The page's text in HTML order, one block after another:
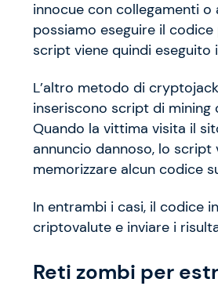
innocue con collegamenti o
possiamo eseguire il
script viene quindi eseguito
L’altro metodo di
inseriscono script di mining
Quando la vittima visita il
annuncio dannoso, lo
memorizzare alcun codice
In entrambi i casi, il codice
criptovalute e inviare i
Reti zombi per